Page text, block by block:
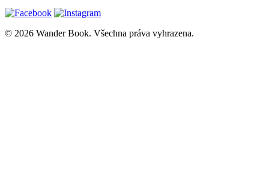
© 2026 Wander Book. Všechna práva vyhrazena.